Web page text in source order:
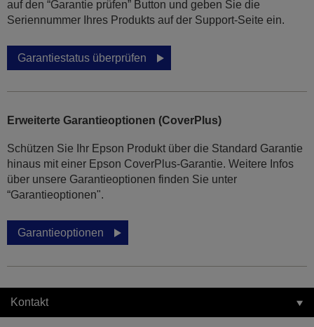
auf den “Garantie prüfen” Button und geben Sie die
Seriennummer Ihres Produkts auf der Support-Seite ein.
Garantiestatus überprüfen
Erweiterte Garantieoptionen (CoverPlus)
Schützen Sie Ihr Epson Produkt über die Standard Garantie
hinaus mit einer Epson CoverPlus-Garantie. Weitere Infos
über unsere Garantieoptionen finden Sie unter
“Garantieoptionen".
Garantieoptionen
Kontakt